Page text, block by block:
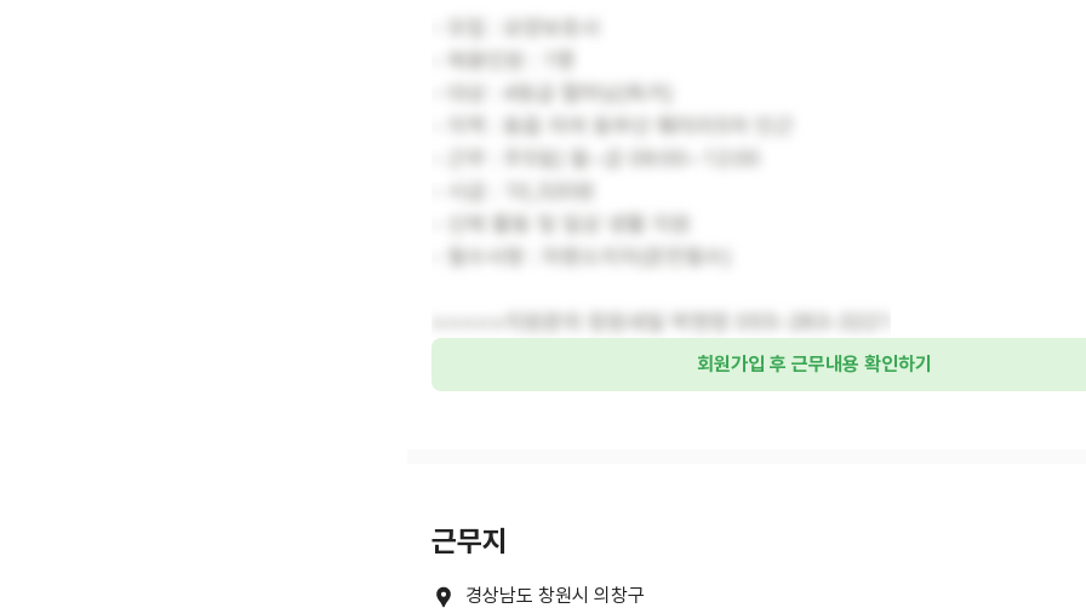
회원가입 후 근무내용 확인하기
근무지
경상남도 창원시 의창구